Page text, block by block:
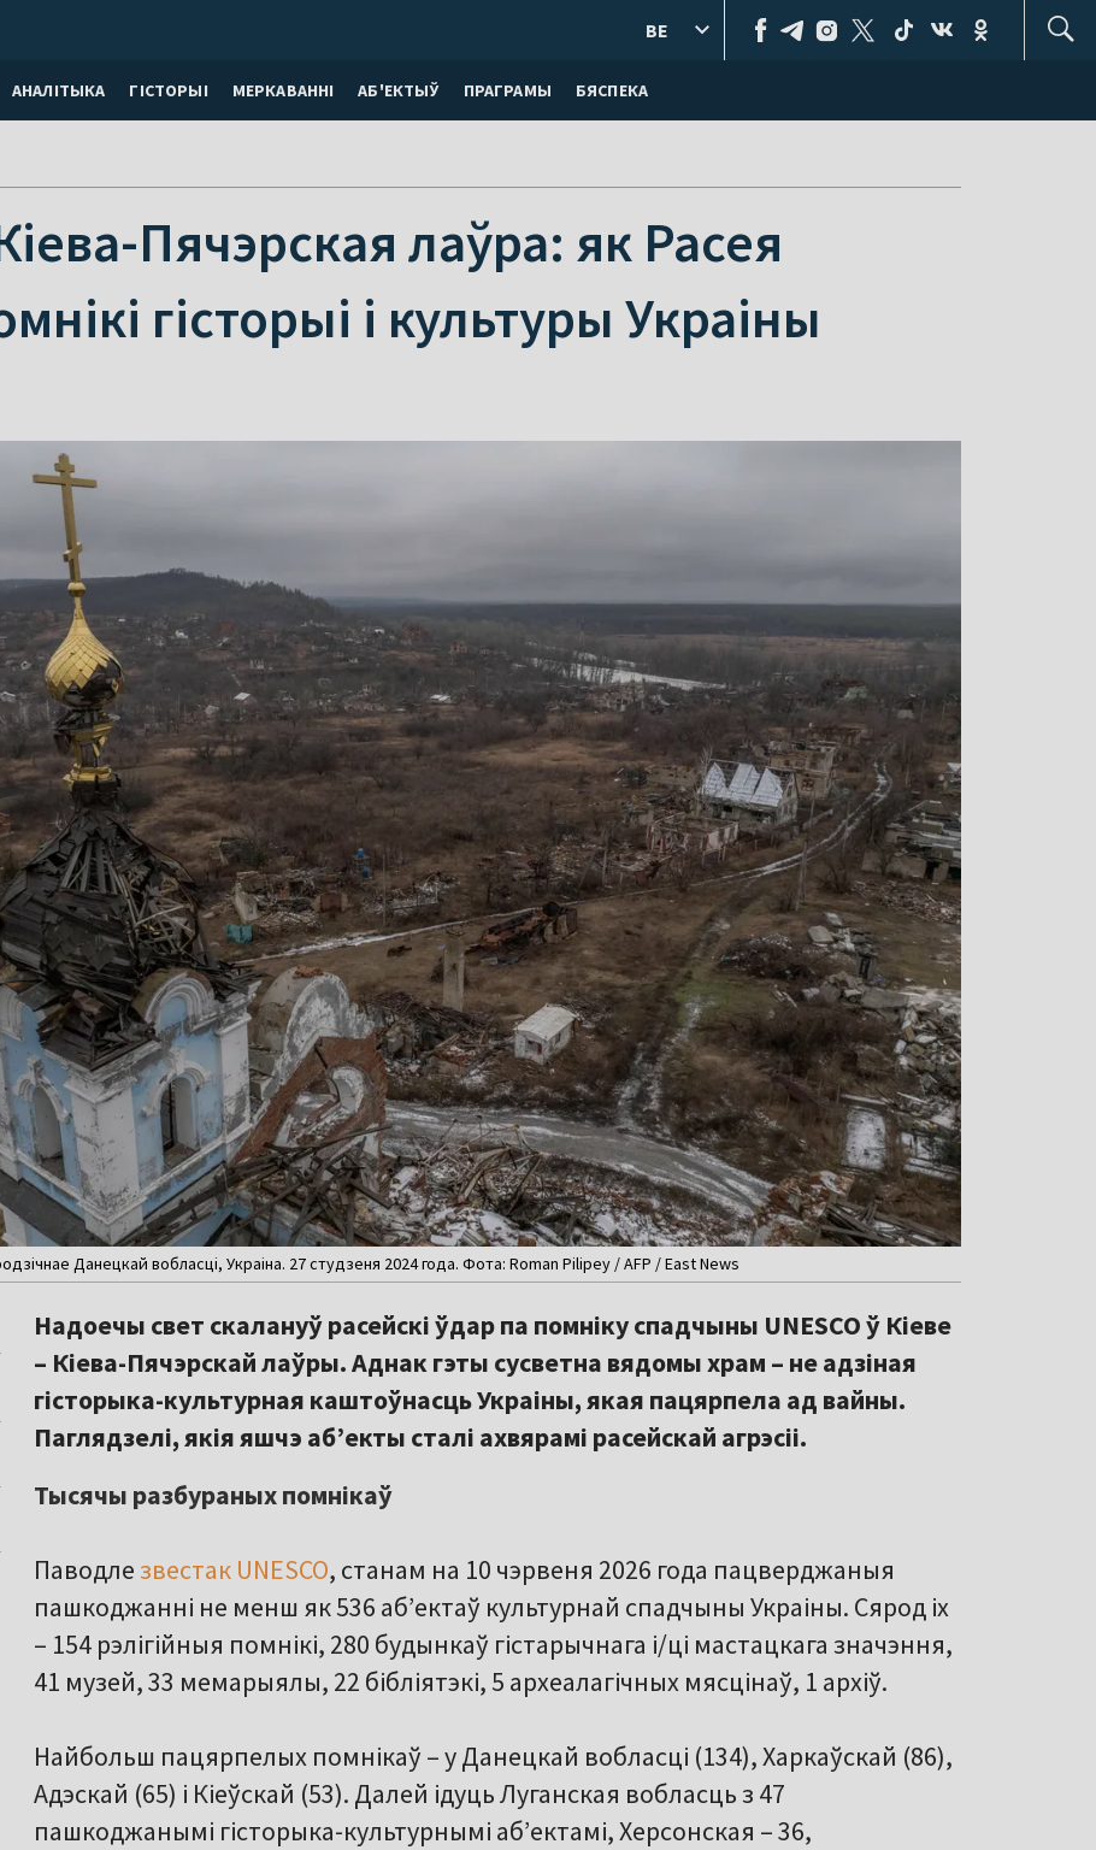
АНАЛІТЫКА ГІСТОРЫІ МЕРКАВАННI АБ'ЕКТЫЎ ПРАГРАМЫ БЯСПЕКА
BE
Пячэрская лаўра: як Расея
гісторыі і культуры Украіны
Данецкай вобласці, Украіна. 27 студзеня 2024 года. Фота: Roman Pilipey / AFP / East News
Надоечы свет скалануў расейскі ўдар па помніку спадчыны UNESCO ў Кіеве
– Кіева-Пячэрскай лаўры. Аднак гэты сусветна вядомы храм – не адзіная
гісторыка-культурная каштоўнасць Украіны, якая пацярпела ад вайны.
Паглядзелі, якія яшчэ аб’екты сталі ахвярамі расейскай агрэсіі.
Тысячы разбураных помнікаў
Паводле звестак UNESCO, станам на 10 чэрвеня 2026 года пацверджаныя
пашкоджанні не менш як 536 аб’ектаў культурнай спадчыны Украіны. Сярод іх
– 154 рэлігійныя помнікі, 280 будынкаў гістарычнага і/ці мастацкага значэння,
41 музей, 33 мемарыялы, 22 бібліятэкі, 5 археалагічных мясцінаў, 1 архіў.
Найбольш пацярпелых помнікаў – у Данецкай вобласці (134), Харкаўскай (86),
Адэскай (65) і Кіеўскай (53). Далей ідуць Луганская вобласць з 47
пашкоджанымі гісторыка-культурнымі аб’ектамі, Херсонская – 36,